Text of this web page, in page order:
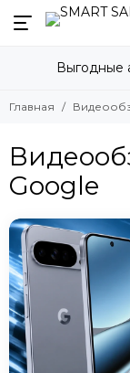
Выгодные
Главная
Google